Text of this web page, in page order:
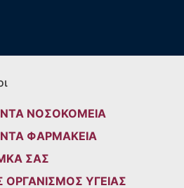
ΝΟΣΟΚΟΜΕΙΑ
ΦΑΡΜΑΚΕΙΑ
ΣΑΣ
ΟΡΓΑΝΙΣΜΟΣ ΥΓΕΙΑΣ